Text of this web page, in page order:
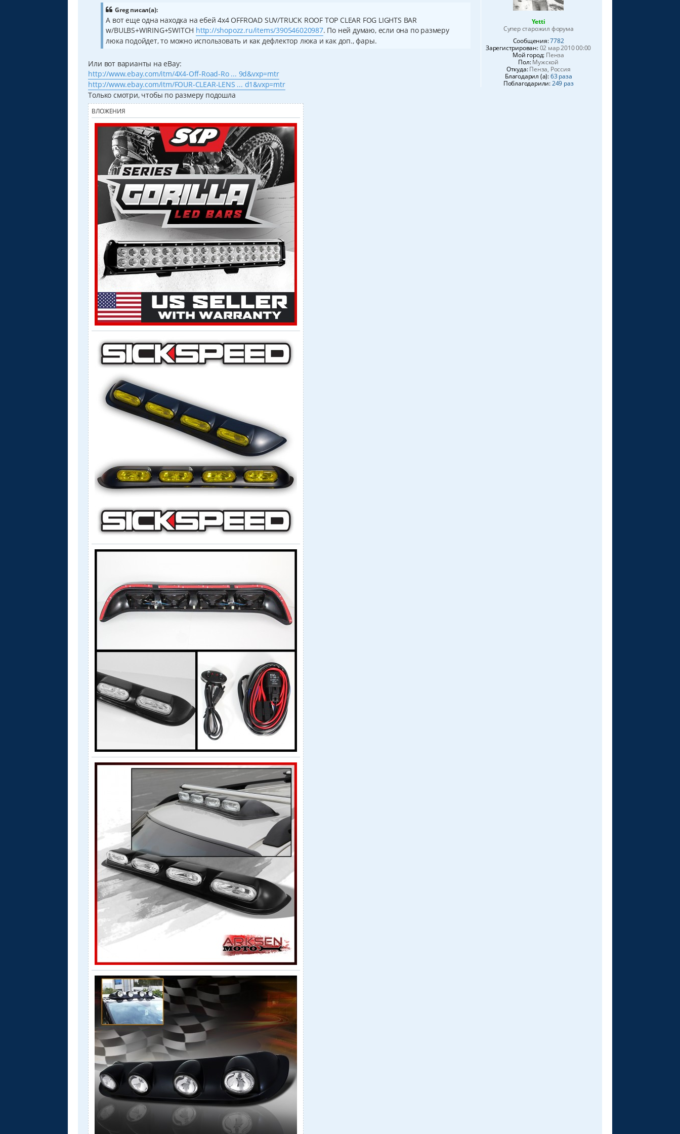
Yetti
Супер старожил форума
Сообщения:7782
Зарегистрирован:02 мар 2010 00:00
Мой город: Пенза
Пол:Мужской
Откуда:Пенза, Россия
Благодарил (а):63 раза
Поблагодарили:249 раз
Greg писал(а):
А вот еще одна находка на ебей 4x4 OFFROAD SUV/TRUCK ROOF TOP CLEAR FOG LIGHTS BAR
w/BULBS+WIRING+SWITCH http://shopozz.ru/items/390546020987. По ней думаю, если она по размеру
люка подойдет, то можно использовать и как дефлектор люка и как доп., фары.
Или вот варианты на eBay:
http://www.ebay.com/itm/4X4-Off-Road-Ro ... 9d&vxp=mtr
http://www.ebay.com/itm/FOUR-CLEAR-LENS ... d1&vxp=mtr
Только смотри, чтобы по размеру подошла
ВЛОЖЕНИЯ